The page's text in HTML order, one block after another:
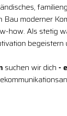
moderner
how. Als stetig
begeistern
suchen wir dich -